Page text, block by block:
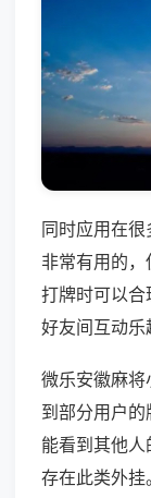
同时应用在
非常有用的
打牌时可以
好友间互动乐
微乐安徽麻
到部分用户
能看到其他
存在此类外